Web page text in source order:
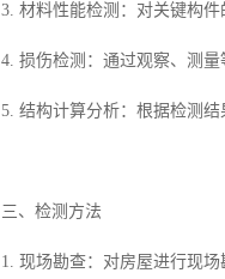
3. 材料性能检测：对关键构
4. 损伤检测：通过观察、测
5. 结构计算分析：根据检测
三、检测方法
1. 现场勘查：对房屋进行现场